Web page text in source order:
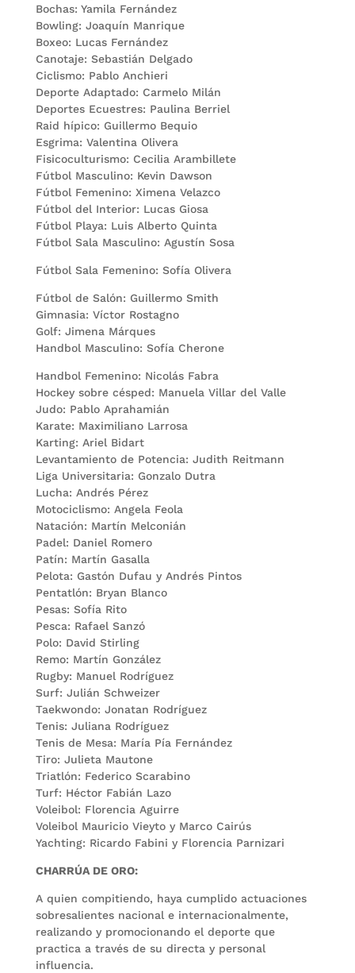
Bochas: Yamila Fernández
Bowling: Joaquín Manrique
Boxeo: Lucas Fernández
Canotaje: Sebastián Delgado
Ciclismo: Pablo Anchieri
Deporte Adaptado: Carmelo Milán
Deportes Ecuestres: Paulina Berriel
Raid hípico: Guillermo Bequio
Esgrima: Valentina Olivera
Fisicoculturismo: Cecilia Arambillete
Fútbol Masculino: Kevin Dawson
Fútbol Femenino: Ximena Velazco
Fútbol del Interior: Lucas Giosa
Fútbol Playa: Luis Alberto Quinta
Fútbol Sala Masculino: Agustín Sosa
Fútbol Sala Femenino: Sofía Olivera
Fútbol de Salón: Guillermo Smith
Gimnasia: Víctor Rostagno
Golf: Jimena Márques
Handbol Masculino: Sofía Cherone
Handbol Femenino: Nicolás Fabra
Hockey sobre césped: Manuela Villar del Valle
Judo: Pablo Aprahamián
Karate: Maximiliano Larrosa
Karting: Ariel Bidart
Levantamiento de Potencia: Judith Reitmann
Liga Universitaria: Gonzalo Dutra
Lucha: Andrés Pérez
Motociclismo: Angela Feola
Natación: Martín Melconián
Padel: Daniel Romero
Patín: Martín Gasalla
Pelota: Gastón Dufau y Andrés Pintos
Pentatlón: Bryan Blanco
Pesas: Sofía Rito
Pesca: Rafael Sanzó
Polo: David Stirling
Remo: Martín González
Rugby: Manuel Rodríguez
Surf: Julián Schweizer
Taekwondo: Jonatan Rodríguez
Tenis: Juliana Rodríguez
Tenis de Mesa: María Pía Fernández
Tiro: Julieta Mautone
Triatlón: Federico Scarabino
Turf: Héctor Fabián Lazo
Voleibol: Florencia Aguirre
Voleibol Mauricio Vieyto y Marco Cairús
Yachting: Ricardo Fabini y Florencia Parnizari
CHARRÚA DE ORO:
A quien compitiendo, haya cumplido actuaciones
sobresalientes nacional e internacionalmente,
realizando y promocionando el deporte que
practica a través de su directa y personal
influencia.